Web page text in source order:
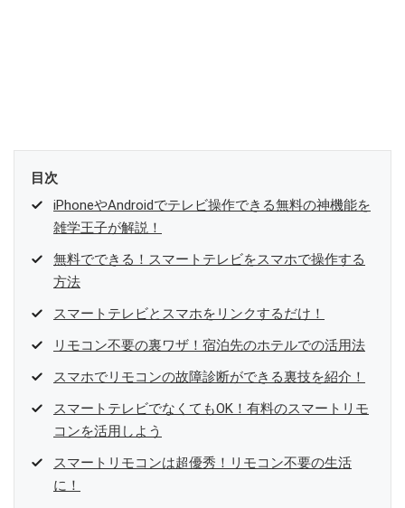
目次
iPhoneやAndroidでテレビ操作できる無料の神機能を
雑学王子が解説！
無料でできる！スマートテレビをスマホで操作する
方法
スマートテレビとスマホをリンクするだけ！
リモコン不要の裏ワザ！宿泊先のホテルでの活用法
スマホでリモコンの故障診断ができる裏技を紹介！
スマートテレビでなくてもOK！有料のスマートリモ
コンを活用しよう
スマートリモコンは超優秀！リモコン不要の生活
に！